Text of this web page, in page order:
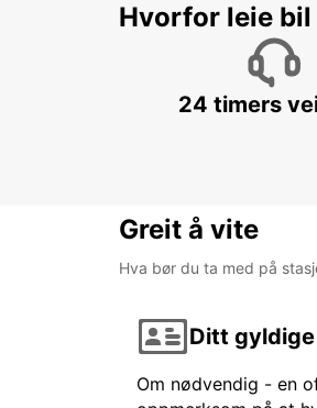
Hvorfor leie bil
24 timers
Greit å vite
Hva bør du ta med på
Ditt
Om nødvendig - en